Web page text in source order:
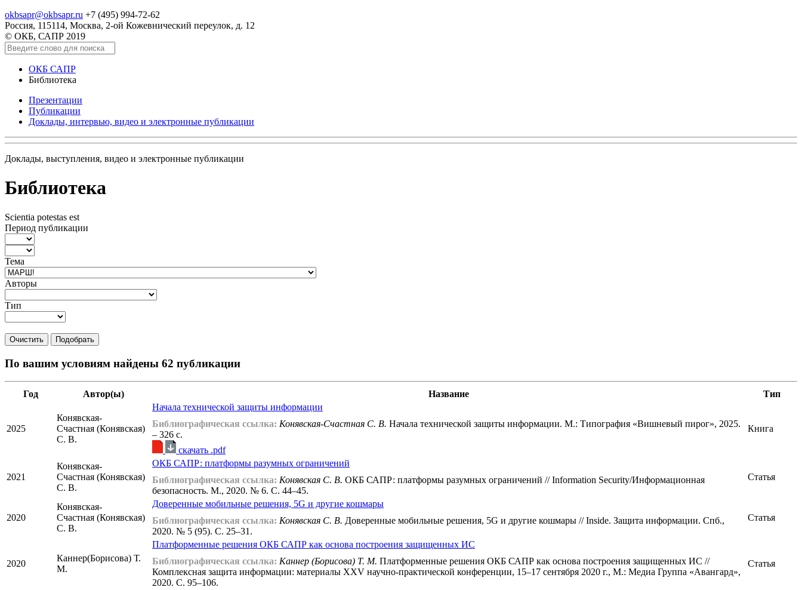
okbsapr@okbsapr.ru +7 (495) 994-72-62
Россия, 115114, Москва, 2-ой Кожевнический переулок, д. 12
© ОКБ, САПР 2019
ОКБ САПР
Библиотека
Презентации
Публикации
Доклады, интервью, видео и электронные публикации
Доклады, выступления, видео и электронные публикации
Библиотека
Scientia potestas est
Период публикации
Тема
Авторы
Тип
Очистить Подобрать
По вашим условиям найдены 62 публикации
Год Автор(ы) Название Тип
2025
Конявская-
Счастная (Конявская)
С. В.
Начала технической защиты информации
Библиографическая ссылка: Конявская-Счастная С. В. Начала технической защиты информации. М.: Типография «Вишневый пирог», 2025.
– 326 с.
cкачать .pdf
Книга
2021
Конявская-
Счастная (Конявская)
С. В.
ОКБ САПР: платформы разумных ограничений
Библиографическая ссылка: Конявская С. В. ОКБ САПР: платформы разумных ограничений // Information Security/Информационная
безопасность. М., 2020. № 6. С. 44–45.
Статья
2020
Конявская-
Счастная (Конявская)
С. В.
Доверенные мобильные решения, 5G и другие кошмары
Библиографическая ссылка: Конявская С. В. Доверенные мобильные решения, 5G и другие кошмары // Inside. Защита информации. Спб.,
2020. № 5 (95). С. 25–31.
Статья
2020
Каннер(Борисова) Т.
М.
Платформенные решения ОКБ САПР как основа построения защищенных ИС
Библиографическая ссылка: Каннер (Борисова) Т. М. Платформенные решения ОКБ САПР как основа построения защищенных ИС //
Комплексная защита информации: материалы XXV научно-практической конференции, 15–17 сентября 2020 г., М.: Медиа Группа «Авангард»,
2020. С. 95–106.
Статья